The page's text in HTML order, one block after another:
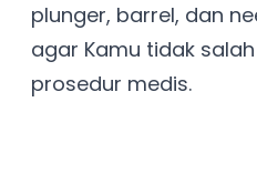
plunger, barrel, dan
agar Kamu tidak
prosedur medis.